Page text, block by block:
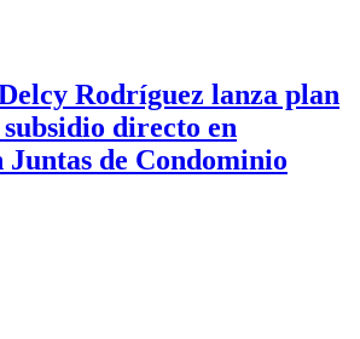
Rodríguez lanza plan
directo en
Juntas de Condominio